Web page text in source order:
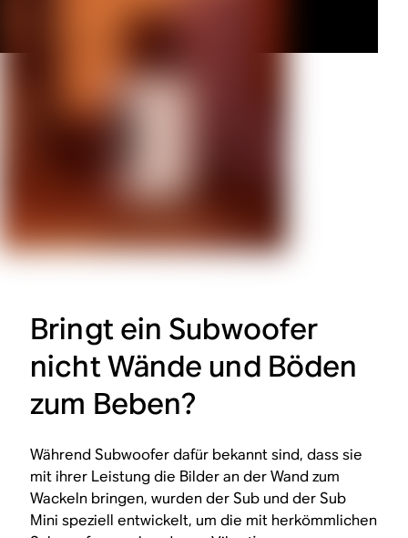
Bringt ein Subwoofer
nicht Wände und Böden
zum Beben?
Während Subwoofer dafür bekannt sind, dass sie
mit ihrer Leistung die Bilder an der Wand zum
Wackeln bringen, wurden der Sub und der Sub
Mini speziell entwickelt, um die mit herkömmlichen